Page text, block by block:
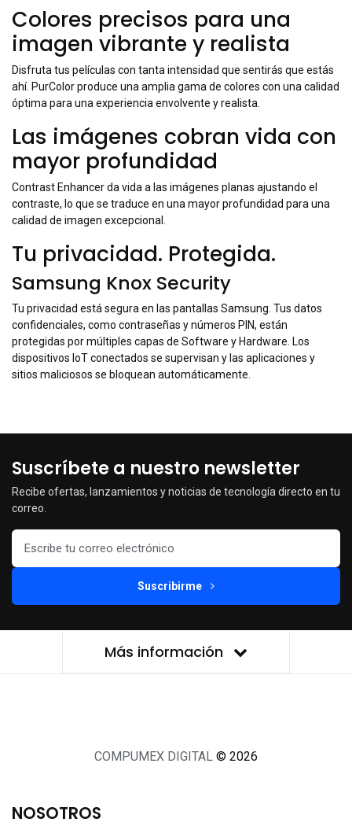
Colores precisos para una
imagen vibrante y realista
Disfruta tus películas con tanta intensidad que sentirás que estás
ahí. PurColor produce una amplia gama de colores con una calidad
óptima para una experiencia envolvente y realista.
Las imágenes cobran vida con
mayor profundidad
Contrast Enhancer da vida a las imágenes planas ajustando el
contraste, lo que se traduce en una mayor profundidad para una
calidad de imagen excepcional.
Tu privacidad. Protegida.
Samsung Knox Security
Tu privacidad está segura en las pantallas Samsung. Tus datos
confidenciales, como contraseñas y números PIN, están
protegidas por múltiples capas de Software y Hardware. Los
dispositivos IoT conectados se supervisan y las aplicaciones y
sitios maliciosos se bloquean automáticamente.
Suscríbete a nuestro newsletter
Recibe ofertas, lanzamientos y noticias de tecnología directo en tu
correo.
Suscribirme
Más información
COMPUMEX DIGITAL © 2026
NOSOTROS